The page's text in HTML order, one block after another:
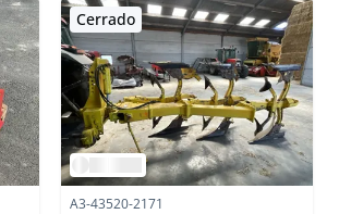
Cerrado
A3-43520-2171